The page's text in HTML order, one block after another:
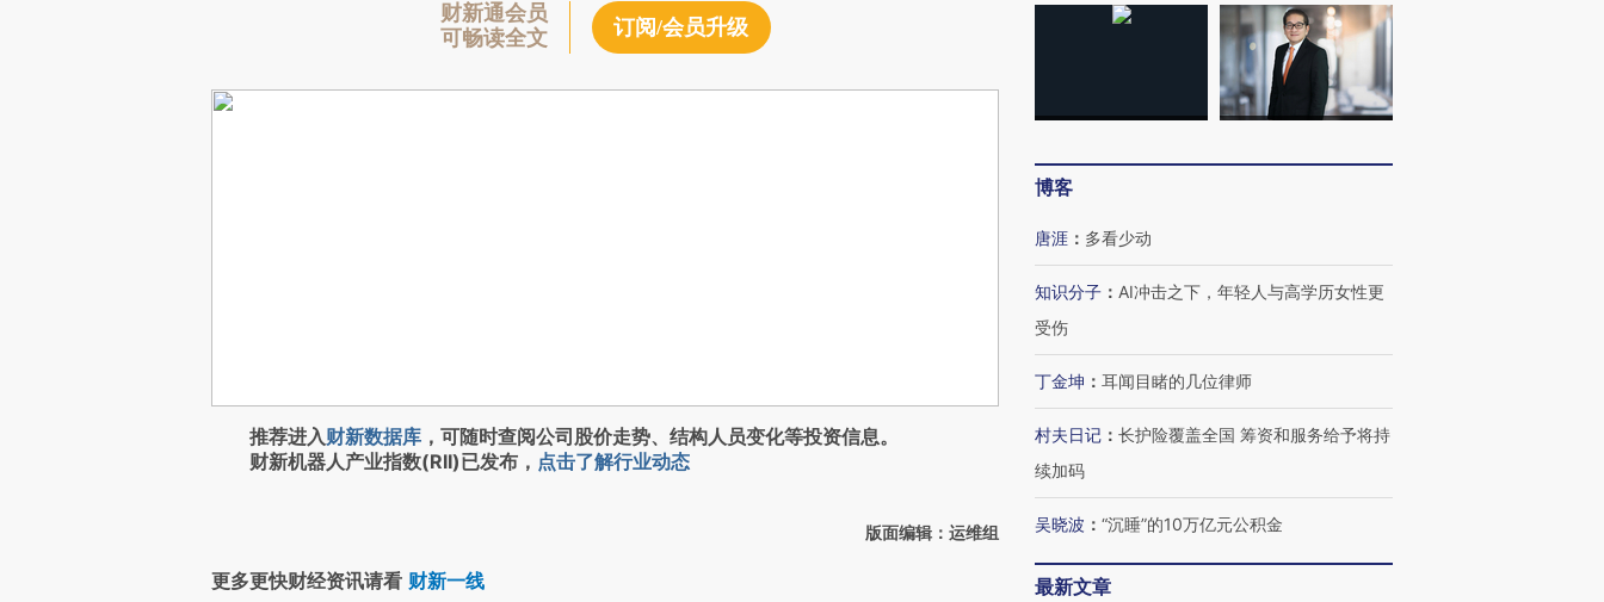
财新通会员
可畅读全文
订阅/会员升级
推荐进入财新数据库 ，可随时查阅公司股价走势、结构人员变化等投资信息。
财新机器人产业指数(RII)已发布， 点击了解行业动态
版面编辑：运维组
更多更快财经资讯请看 财新一线
博客
唐涯 ： 多看少动
知识分子 ： AI冲击之下，年轻人与高学历女性更
受伤
丁金坤 ： 耳闻目睹的几位律师
村夫日记 ： 长护险覆盖全国 筹资和服务给予将持
续加码
吴晓波 ： “沉睡”的10万亿元公积金
最新文章